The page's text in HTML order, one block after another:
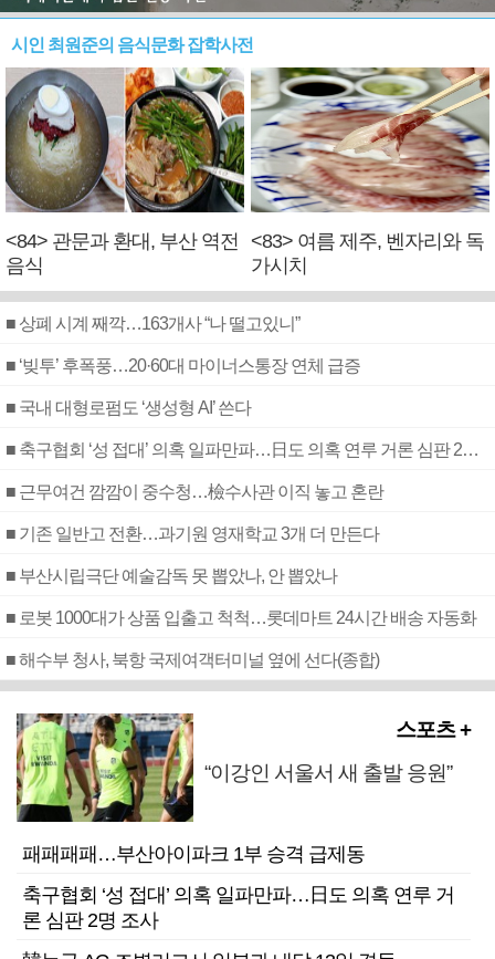
시인 최원준의 음식문화 잡학사전
<84> 관문과 환대, 부산 역전
음식
<83> 여름 제주, 벤자리와 독
가시치
■ 상폐 시계 째깍…163개사 “나 떨고있니”
■ ‘빚투’ 후폭풍…20·60대 마이너스통장 연체 급증
■ 국내 대형로펌도 ‘생성형 AI’ 쓴다
■ 축구협회 ‘성 접대’ 의혹 일파만파…日도 의혹 연루 거론 심판 2명 조사
■ 근무여건 깜깜이 중수청…檢수사관 이직 놓고 혼란
■ 기존 일반고 전환…과기원 영재학교 3개 더 만든다
■ 부산시립극단 예술감독 못 뽑았나, 안 뽑았나
■ 로봇 1000대가 상품 입출고 척척…롯데마트 24시간 배송 자동화
■ 해수부 청사, 북항 국제여객터미널 옆에 선다(종합)
스포츠 +
“이강인 서울서 새 출발 응원”
패패패패…부산아이파크 1부 승격 급제동
축구협회 ‘성 접대’ 의혹 일파만파…日도 의혹 연루 거
론 심판 2명 조사